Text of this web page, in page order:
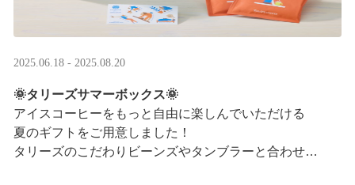
2025.06.18 - 2025.08.20
🌞タリーズサマーボックス🌞
アイスコーヒーをもっと自由に楽しんでいただける
夏のギフトをご用意しました！
タリーズのこだわりビーンズやタンブラーと合わせ、